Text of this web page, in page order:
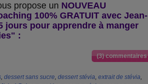
propose un NOUVEAU
100% GRATUIT avec Jean-
jours pour apprendre à manger
:
(3) commentaires
, dessert sans sucre, dessert stévia, extrait de stévia,